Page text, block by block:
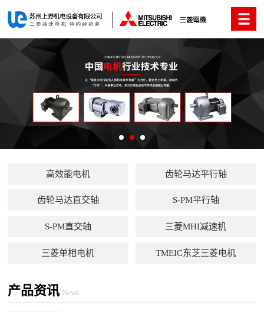
高效能电机 齿轮马达平行轴
齿轮马达直交轴 S-PM平行轴
S-PM直交轴 三菱MHI减速机
三菱单相电机 TMEIC东芝三菱电机
产品资讯 News